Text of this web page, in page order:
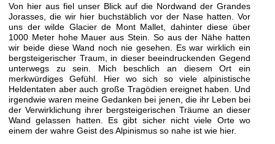
Von hier aus fiel unser Blick auf die Nordwand der Grandes
Jorasses, die wir hier buchstäblich vor der Nase hatten. Vor
uns der wilde Glacier de Mont Mallet, dahinter diese über
1000 Meter hohe Mauer aus Stein. So aus der Nähe hatten
wir beide diese Wand noch nie gesehen. Es war wirklich ein
bergsteigerischer Traum, in dieser beeindruckenden Gegend
unterwegs zu sein. Mich beschlich an diesem Ort ein
merkwürdiges Gefühl. Hier wo sich so viele alpinistische
Heldentaten aber auch große Tragödien ereignet haben. Und
irgendwie waren meine Gedanken bei jenen, die ihr Leben bei
der Verwirklichung ihrer bergsteigerischen Träume an dieser
Wand gelassen hatten. Es gibt sicher nicht viele Orte wo
einem der wahre Geist des Alpinismus so nahe ist wie hier.